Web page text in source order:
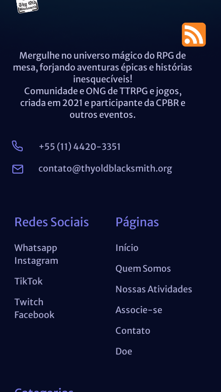
Mergulhe no universo mágico do RPG de
mesa, forjando aventuras épicas e histórias
inesquecíveis!
Comunidade e ONG de TTRPG e jogos,
criada em 2021 e participante da CPBR e
outros eventos.
+55 (11) 4420-3351
contato@thyoldblacksmith.org
Redes Sociais
Whatsapp
Instagram
TikTok
Twitch
Facebook
Páginas
Início
Quem Somos
Nossas Atividades
Associe-se
Contato
Doe